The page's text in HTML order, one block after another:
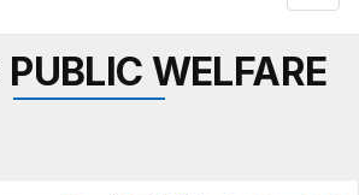
PUBLIC WELFARE